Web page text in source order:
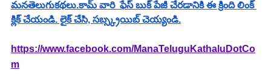
మనతెలుగుకథలు.కామ్ వారి  ఫేస్ బుక్ పేజీ చేరడానికి ఈ క్రింది లింక్
క్లిక్ చేయండి. లైక్ చేసి, సబ్స్క్రయిబ్ చెయ్యండి.
https://www.facebook.com/ManaTeluguKathaluDotCo
m